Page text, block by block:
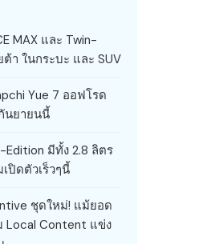
MAX และ Twin-
า ในกระบะ และ SUV
Yue 7 ออฟโรด
นยายนนี้
Edition มีทั้ง 2.8 ลิตร
ปิดตัวเร็วๆนี้
ชุดใหม่! แม้ยอด
Local Content แข่ง